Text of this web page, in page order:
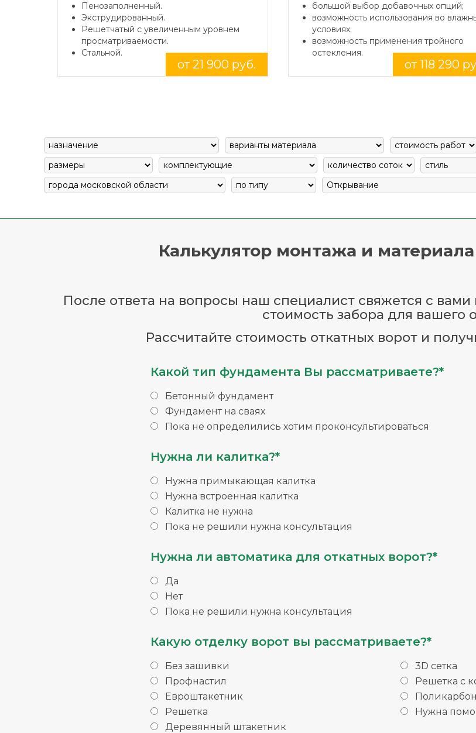
Пенозаполненный.
Экструдированный.
Решетчатый с увеличенным уровнем
просматриваемости.
Стальной.
от 21 900 руб.
большой выбор добавочных опций;
возможность использования во
условиях;
возможность применения тройного
остекления.
от 118 290
Калькулятор монтажа и
После ответа на вопросы наш специалист свяжется с вами
стоимость забора для вашего
Рассчитайте стоимость откатных ворот и
Какой тип фундамента Вы рассматриваете?*
Бетонный фундамент
Фундамент на сваях
Пока не определились хотим проконсультироваться
Нужна ли калитка?*
Нужна примыкающая калитка
Нужна встроенная калитка
Калитка не нужна
Пока не решили нужна консультация
Нужна ли автоматика для откатных ворот?*
Да
Нет
Пока не решили нужна консультация
Какую отделку ворот вы рассматриваете?*
Без зашивки
Профнастил
Евроштакетник
Решетка
Деревянный штакетник
3D сетка
Решетка с
Нужна